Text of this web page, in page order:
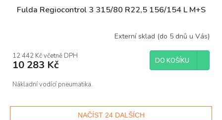
Fulda Regiocontrol 3 315/80 R22,5 156/154 L M+S
Externí sklad (do 5 dnů u Vás)
12 442 Kč včetně DPH
10 283 Kč DO KOŠÍKU
Nákladní vodící pneumatika.
NAČÍST 24 DALŠÍCH